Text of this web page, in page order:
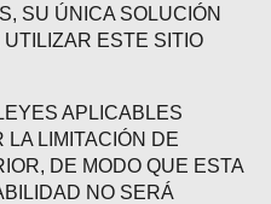
SU ÚNICA SOLUCIÓN
ESTE SITIO
APLICABLES
LA LIMITACIÓN DE
DE MODO QUE ESTA
NO SERÁ